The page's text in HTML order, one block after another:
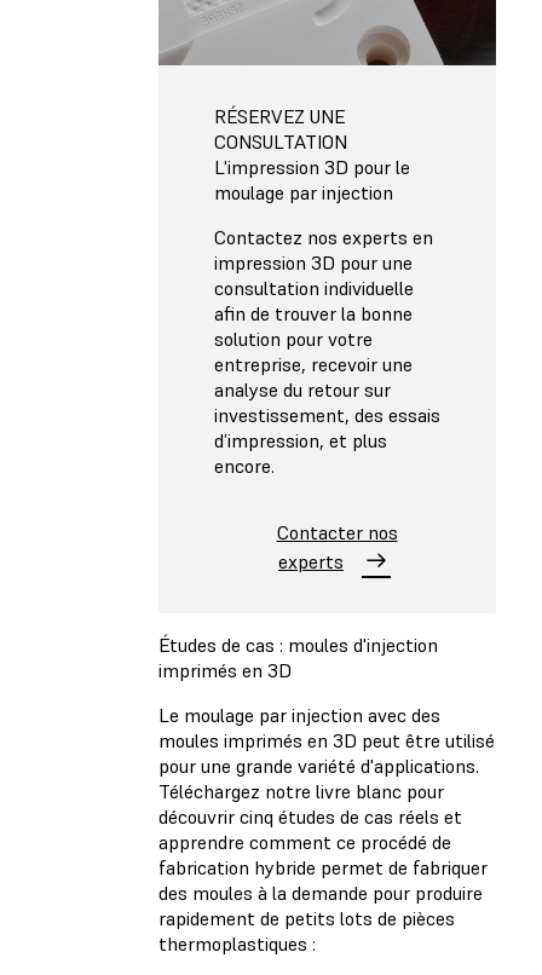
RÉSERVEZ UNE
CONSULTATION
L'impression 3D pour le
moulage par injection
Contactez nos experts en
impression 3D pour une
consultation individuelle
afin de trouver la bonne
solution pour votre
entreprise, recevoir une
analyse du retour sur
investissement, des essais
d’impression, et plus
encore.
Contacter nos
experts
Études de cas : moules d'injection
imprimés en 3D
Le moulage par injection avec des
moules imprimés en 3D peut être utilisé
pour une grande variété d'applications.
Téléchargez notre livre blanc pour
découvrir cinq études de cas réels et
apprendre comment ce procédé de
fabrication hybride permet de fabriquer
des moules à la demande pour produire
rapidement de petits lots de pièces
thermoplastiques :